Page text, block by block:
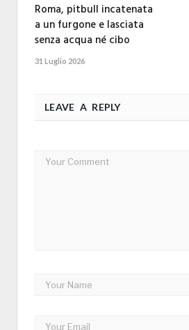
Roma, pitbull incatenata
a un furgone e lasciata
senza acqua né cibo
31 Luglio 2026
LEAVE A REPLY